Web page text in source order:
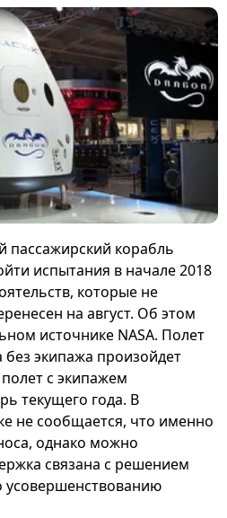
пассажирский корабль
испытания в начале 2018
которые не
на август. Об этом
источнике NASA. Полет
без экипажа произойдет
с экипажем
текущего года. В
не сообщается, что именно
однако можно
связана с решением
усовершенствованию